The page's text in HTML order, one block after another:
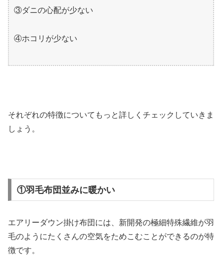
③ダニの心配が少ない
④ホコリが少ない
それぞれの特徴についてもっと詳しくチェックしていきま
しょう。
①羽毛布団並みに暖かい
エアリーダウン掛け布団には、新開発の極細特殊繊維が羽
毛のようにたくさんの空気をためこむことができるのが特
徴です。